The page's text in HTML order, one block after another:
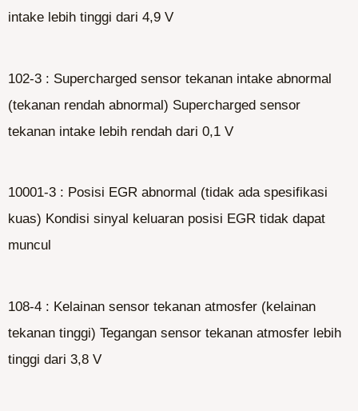
intake lebih tinggi dari 4,9 V
102-3 : Supercharged sensor tekanan intake abnormal
(tekanan rendah abnormal) Supercharged sensor
tekanan intake lebih rendah dari 0,1 V
10001-3 : Posisi EGR abnormal (tidak ada spesifikasi
kuas) Kondisi sinyal keluaran posisi EGR tidak dapat
muncul
108-4 : Kelainan sensor tekanan atmosfer (kelainan
tekanan tinggi) Tegangan sensor tekanan atmosfer lebih
tinggi dari 3,8 V